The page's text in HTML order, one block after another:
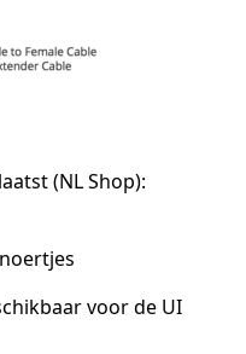
(NL Shop):
voor de UI